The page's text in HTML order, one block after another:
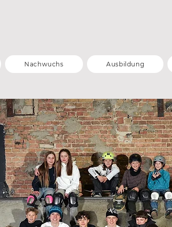
Nachwuchs Ausbildung